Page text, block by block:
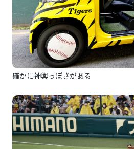
確かに神輿っぽさがある